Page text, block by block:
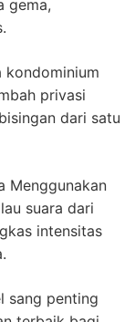
gema,
kondominium
privasi
dari satu
Menggunakan
suara dari
intensitas
sang penting